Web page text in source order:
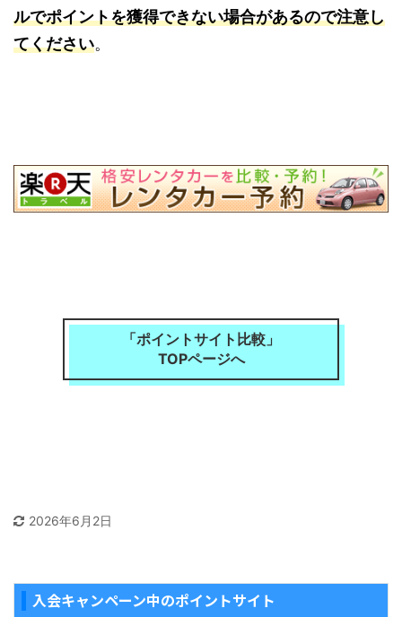
ルでポイントを獲得できない場合があるので注意し
てください。
「ポイントサイト比較」
TOPページへ
2026年6月2日
入会キャンペーン中のポイントサイト